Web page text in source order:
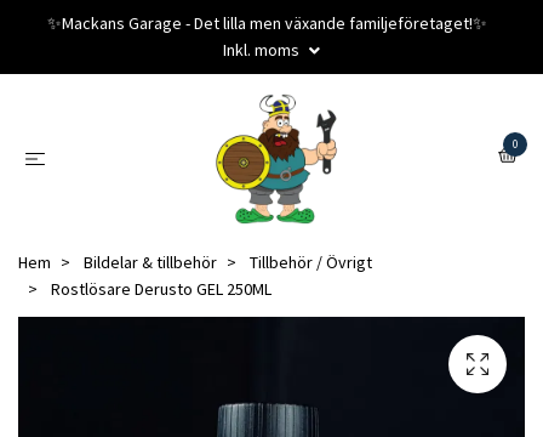
✨️Mackans Garage - Det lilla men växande familjeföretaget!✨️
Inkl. moms
0
Hem Bildelar & tillbehör
Tillbehör / Övrigt
Rostlösare Derusto GEL 250ML